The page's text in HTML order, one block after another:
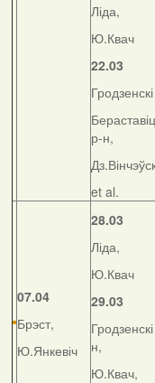
Ліда,
Ю.Квач
22.03
Гродзенскі
р-н,
et al.
07.04
Брэст,
Ю.Янкевіч
28.03
Ліда,
Ю.Квач
29.03
н,
Ю.Квач,